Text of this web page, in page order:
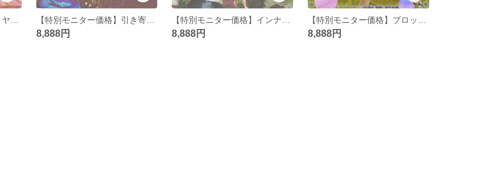
8,888円 8,888円 8,888円